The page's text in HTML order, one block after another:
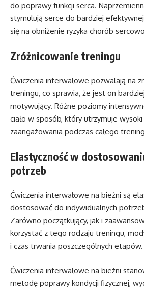
do poprawy funkcji serca.
stymulują serce do bardziej efektywnej
się na obniżenie ryzyka chorób
Zróżnicowanie treningu
Ćwiczenia interwałowe pozwalają na
treningu, co sprawia, że jest on
motywujący. Różne poziomy
ciało w sposób, który utrzymuje
zaangażowania podczas całego
Elastyczność w
potrzeb
Ćwiczenia interwałowe na bieżni są
dostosować do indywidualnych
Zarówno początkujący, jak i
korzystać z tego rodzaju treningu,
i czas trwania poszczególnych etapów.
Ćwiczenia interwałowe na bieżni
metodę poprawy kondycji fizycznej,